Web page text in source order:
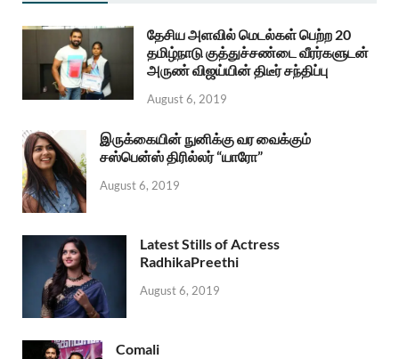
தேசிய அளவில் மெடல்கள் பெற்ற 20
தமிழ்நாடு குத்துச்சண்டை வீரர்களுடன்
அருண் விஜய்யின் திடீர் சந்திப்பு
August 6, 2019
இருக்கையின் நுனிக்கு வர வைக்கும்
சஸ்பென்ஸ் திரில்லர் “யாரோ”
August 6, 2019
Latest Stills of Actress
RadhikaPreethi
August 6, 2019
Comali